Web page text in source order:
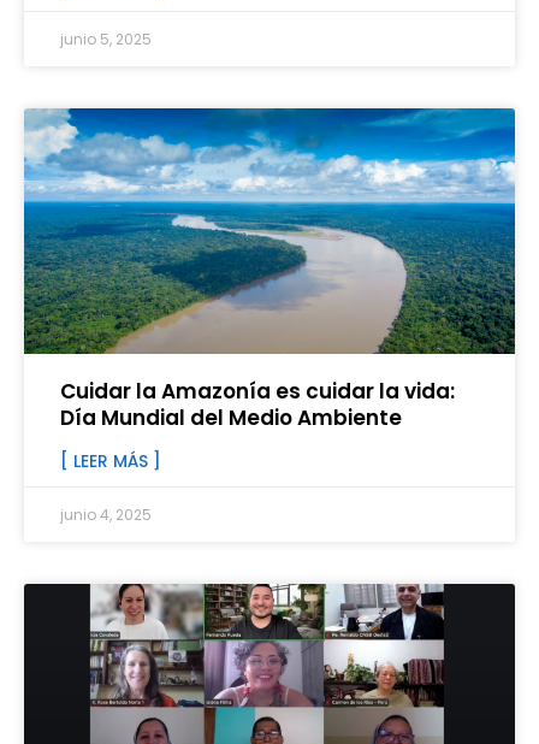
junio 5, 2025
Cuidar la Amazonía es cuidar la vida:
Día Mundial del Medio Ambiente
[ LEER MÁS ]
junio 4, 2025